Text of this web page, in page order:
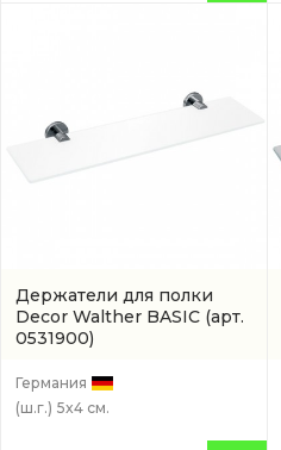
Держатели для полки
Decor Walther BASIC (арт.
0531900)
Германия
(ш.г.) 5x4 см.